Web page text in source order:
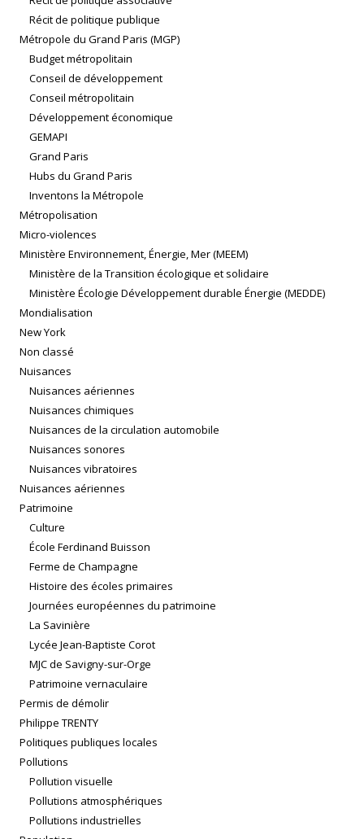
Récit de politique publique
Métropole du Grand Paris (MGP)
Budget métropolitain
Conseil de développement
Conseil métropolitain
Développement économique
GEMAPI
Grand Paris
Hubs du Grand Paris
Inventons la Métropole
Métropolisation
Micro-violences
Ministère Environnement, Énergie, Mer (MEEM)
Ministère de la Transition écologique et solidaire
Ministère Écologie Développement durable Énergie (MEDDE)
Mondialisation
New York
Non classé
Nuisances
Nuisances aériennes
Nuisances chimiques
Nuisances de la circulation automobile
Nuisances sonores
Nuisances vibratoires
Nuisances aériennes
Patrimoine
Culture
École Ferdinand Buisson
Ferme de Champagne
Histoire des écoles primaires
Journées européennes du patrimoine
La Savinière
Lycée Jean-Baptiste Corot
MJC de Savigny-sur-Orge
Patrimoine vernaculaire
Permis de démolir
Philippe TRENTY
Politiques publiques locales
Pollutions
Pollution visuelle
Pollutions atmosphériques
Pollutions industrielles